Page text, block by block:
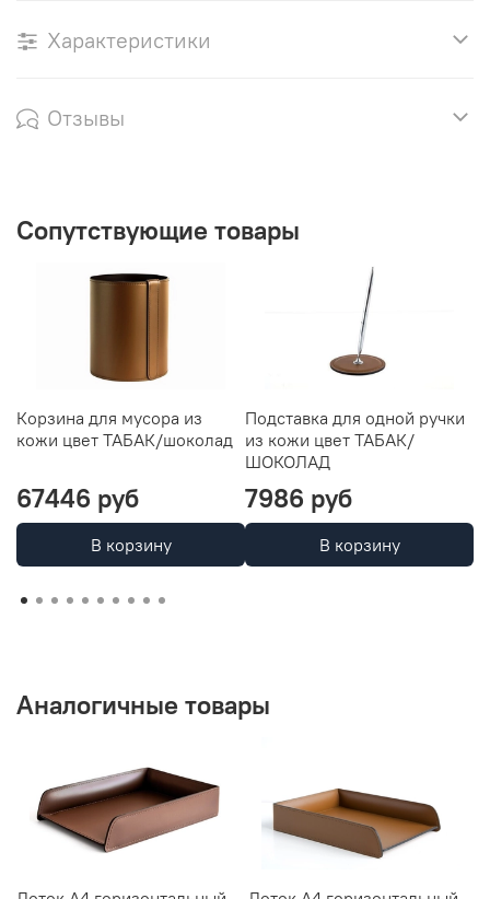
Характеристики
Отзывы
Сопутствующие товары
Корзина для мусора из
кожи цвет ТАБАК/шоколад
67446 руб
В корзину
Подставка для одной ручки
из кожи цвет ТАБАК/
ШОКОЛАД
7986 руб
В корзину
Аналогичные товары